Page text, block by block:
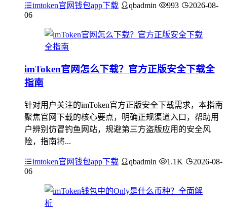
imtoken官网钱包app下载 qbadmin 993
2026-08-
06
imToken官网怎么下载？官方正版安全下载全
指南
针对用户关注的imToken官方正版安全下载需求，本指南
聚焦官网下载的核心要点，明确正规渠道入口，帮助用
户辨别仿冒钓鱼网站，规避第三方盗版应用的安全风
险，指南将...
imtoken官网钱包app下载 qbadmin 1.1K
2026-08-
06